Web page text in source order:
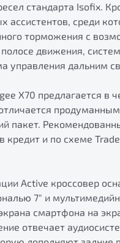
стандарта Isofix.
ассистентов, среди
торможения с
движения,
управления дальним
X70 предлагается в
пакет.
кредит и по схеме
Active кроссовер
7" и
смартфона на
отвечает